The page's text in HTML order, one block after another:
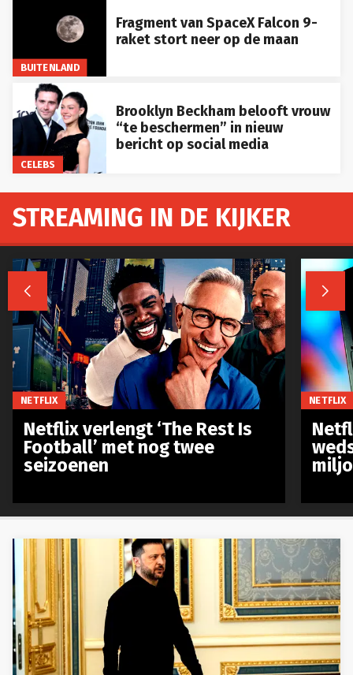
BUITENLAND
Fragment van SpaceX Falcon 9-
raket stort neer op de maan
CELEBS
Brooklyn Beckham belooft vrouw
“te beschermen” in nieuw
bericht op social media
STREAMING IN DE KIJKER
 
NETFLIX
Netflix verlengt ‘The Rest Is
Football’ met nog twee
seizoenen
NETFLIX